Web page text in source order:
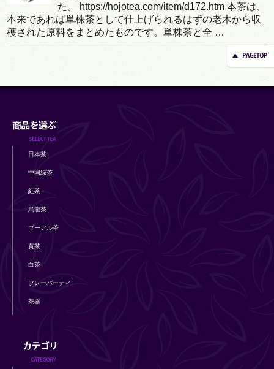
た。 https://hojotea.com/item/d172.htm 本茶は、
本来であれば単株茶として仕上げられるはずの老木から収
穫された原料をまとめたものです。単株茶と全 …
日本茶
中国緑茶
紅茶
烏龍茶
プーアル茶
黄茶
白茶
フレーバーティ
茶器